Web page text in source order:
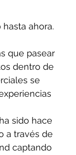
ahora.
que pasear
dentro de
se
sido hace
a través de
captando